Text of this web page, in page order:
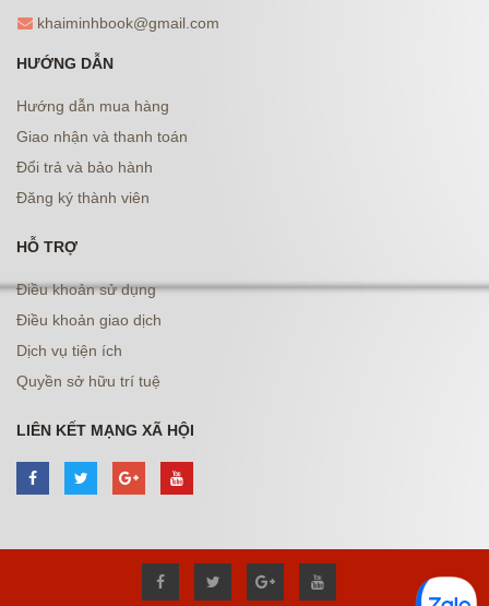
khaiminhbook@gmail.com
HƯỚNG DẪN
Hướng dẫn mua hàng
Giao nhận và thanh toán
Đổi trả và bảo hành
Đăng ký thành viên
HỖ TRỢ
Điều khoản sử dụng
Điều khoản giao dịch
Dịch vụ tiện ích
Quyền sở hữu trí tuệ
LIÊN KẾT MẠNG XÃ HỘI